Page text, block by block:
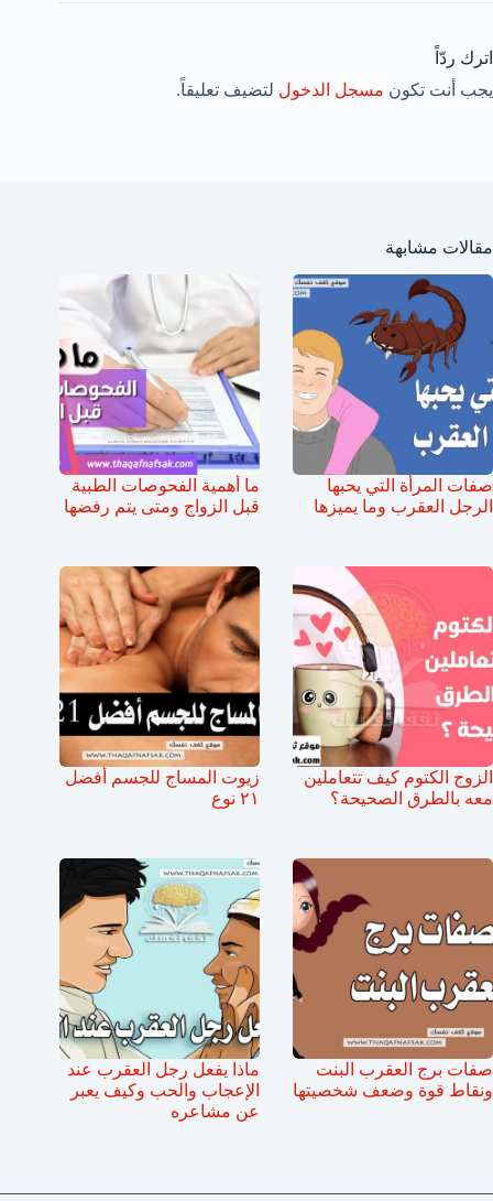
اترك ردّاً
يجب أنت تكون مسجل الدخول لتضيف تعليقاً.
مقالات مشابهة
صفات المرأة التي يحبها
الرجل العقرب وما يميزها
ما أهمية الفحوصات الطبية
قبل الزواج ومتى يتم رفضها
الزوج الكتوم كيف تتعاملين
معه بالطرق الصحيحة؟
زيوت المساج للجسم أفضل
٢١ نوع
صفات برج العقرب البنت
ونقاط قوة وضعف شخصيتها
ماذا يفعل رجل العقرب عند
الإعجاب والحب وكيف يعبر
عن مشاعره